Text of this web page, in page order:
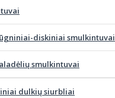
diskiniai smulkintuvai
smulkintuvai
dulkių siurbliai